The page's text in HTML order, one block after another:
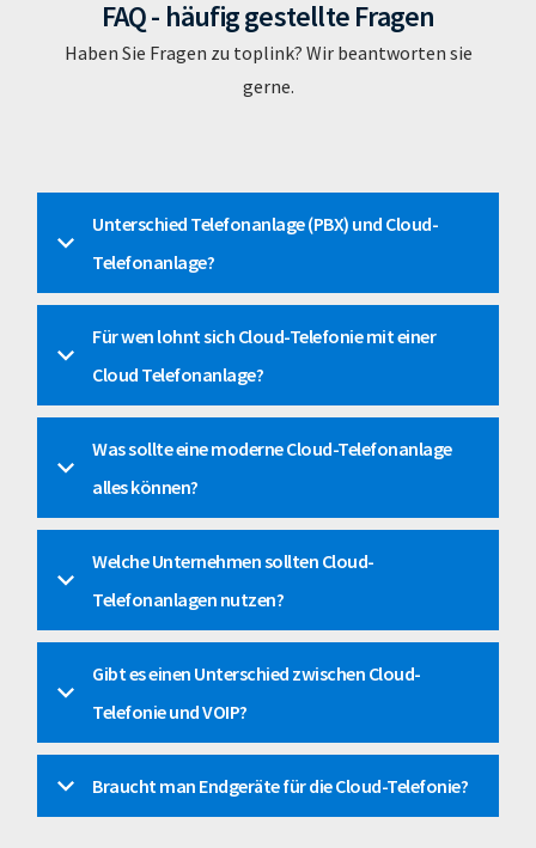
FAQ - häufig gestellte Fragen
Haben Sie Fragen zu toplink? Wir beantworten sie
gerne.
Unterschied Telefonanlage (PBX) und Cloud-
Telefonanlage?
Für wen lohnt sich Cloud-Telefonie mit einer
Cloud Telefonanlage?
Was sollte eine moderne Cloud-Telefonanlage
alles können?
Welche Unternehmen sollten Cloud-
Telefonanlagen nutzen?
Gibt es einen Unterschied zwischen Cloud-
Telefonie und VOIP?
Braucht man Endgeräte für die Cloud-Telefonie?